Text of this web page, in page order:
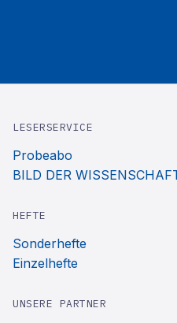
LESERSERVICE
Probeabo
BILD DER
HEFTE
Sonderhefte
Einzelhefte
UNSERE PARTNER